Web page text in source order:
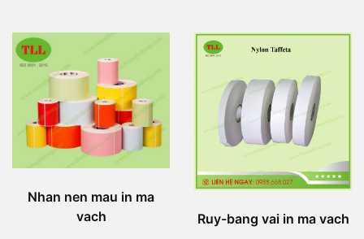
Nhan nen mau in ma
vach
Ruy-bang vai in ma vach